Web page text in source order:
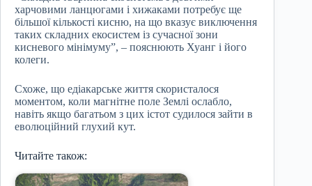
харчовими ланцюгами і хижаками потребує ще
більшої кількості кисню, на що вказує виключення
таких складних екосистем із сучасної зони
кисневого мінімуму”, – пояснюють Хуанг і його
колеги.
Схоже, що едіакарське життя скористалося
моментом, коли магнітне поле Землі ослабло,
навіть якщо багатьом з цих істот судилося зайти в
еволюційний глухий кут.
Читайте також: